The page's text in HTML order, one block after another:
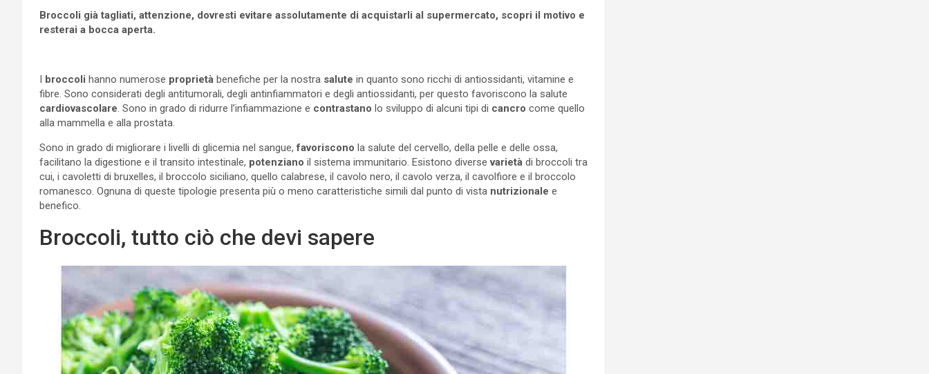
Broccoli già tagliati, attenzione, dovresti evitare assolutamente di acquistarli al supermercato, scopri il motivo e
resterai a bocca aperta.
I broccoli hanno numerose proprietà benefiche per la nostra salute in quanto sono ricchi di antiossidanti, vitamine e
fibre. Sono considerati degli antitumorali, degli antinfiammatori e degli antiossidanti, per questo favoriscono la salute
cardiovascolare . Sono in grado di ridurre l’infiammazione e contrastano lo sviluppo di alcuni tipi di cancro come quello
alla mammella e alla prostata.
Sono in grado di migliorare i livelli di glicemia nel sangue,favoriscono la salute del cervello, della pelle e delle ossa,
facilitano la digestione e il transito intestinale, potenziano il sistema immunitario. Esistono diversevarietà di broccoli tra
cui, i cavoletti di bruxelles, il broccolo siciliano, quello calabrese, il cavolo nero, il cavolo verza, il cavolfiore e il broccolo
romanesco. Ognuna di queste tipologie presenta più o meno caratteristiche simili dal punto di vista nutrizionale e
benefico.
Broccoli, tutto ciò che devi sapere